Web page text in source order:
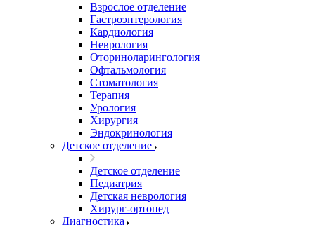
Взрослое отделение
Гастроэнтерология
Кардиология
Неврология
Оториноларингология
Офтальмология
Стоматология
Терапия
Урология
Хирургия
Эндокринология
Детское отделение
Детское отделение
Педиатрия
Детская неврология
Хирург-ортопед
Диагностика